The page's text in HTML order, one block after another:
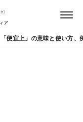
「便宜上」の意味と使い方